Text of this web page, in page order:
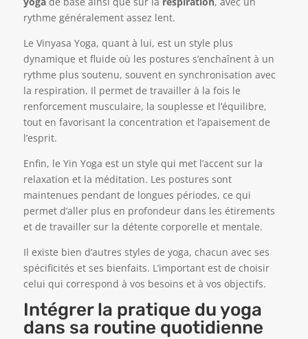
rythme généralement assez lent.
Le Vinyasa Yoga, quant à lui, est un style plus
dynamique et fluide où les postures s’enchaînent à un
rythme plus soutenu, souvent en synchronisation avec
la respiration. Il permet de travailler à la fois le
renforcement musculaire, la souplesse et l’équilibre,
tout en favorisant la concentration et l’apaisement de
l’esprit.
Enfin, le Yin Yoga est un style qui met l’accent sur la
relaxation et la méditation. Les postures sont
maintenues pendant de longues périodes, ce qui
permet d’aller plus en profondeur dans les étirements
et de travailler sur la détente corporelle et mentale.
Il existe bien d’autres styles de yoga, chacun avec ses
spécificités et ses bienfaits. L’important est de choisir
celui qui correspond à vos besoins et à vos objectifs.
Intégrer la pratique du yoga
dans sa routine quotidienne